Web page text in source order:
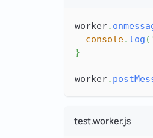
worker.
console. log (
}
worker.
test.worker.js